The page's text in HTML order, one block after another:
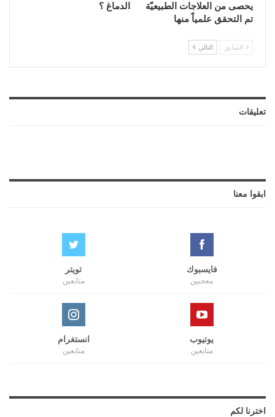
يحصى من العلاجات الطبيعيّة
تم التحقق علمياً منها
الدماغ ؟
السابق التالي
تعليقات
ابقوا معنا
فايسبوك
معجبين
تويتر
متابعين
يوتيوب
متابعين
انستغرام
متابعين
اخترنا لكم